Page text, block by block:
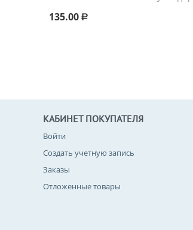
135.00 Р
КАБИНЕТ ПОКУПАТЕЛЯ
Войти
Создать учетную запись
Заказы
Отложенные товары